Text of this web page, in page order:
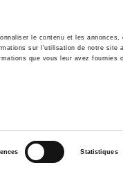
le contenu et les
sur l'utilisation de notre
que vous leur avez
Statistiques
Environment